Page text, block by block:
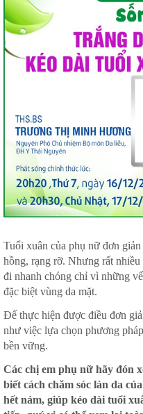
Tuổi xuân của phụ nữ đơn
hồng, rạng rỡ. Nhưng rất
đi nhanh chóng chỉ vì những
đặc biệt vùng da mặt.
Để thực hiện được điều đơn
như việc lựa chọn phương
bền vững.
Các chị em phụ nữ hãy đón
biết cách chăm sóc làn da
hết nám, giúp kéo dài tuổi